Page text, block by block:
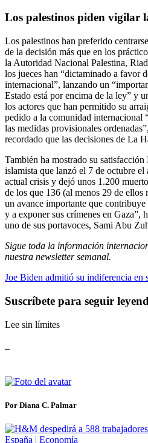
Los palestinos piden vigilar
Los palestinos han preferido
de la decisión más que en los
la Autoridad Nacional Palestina,
los jueces han “dictaminado a favor
internacional”, lanzando un
Estado está por encima de la ley” y
los actores que han permitido su
pedido a la comunidad internacional
las medidas provisionales
recordado que las decisiones de La
También ha mostrado su
islamista que lanzó el 7 de octubre el
actual crisis y dejó unos 1.200
de los que 136 (al menos 29 de ellos
un avance importante que
y a exponer sus crímenes en Gaza”,
uno de sus portavoces, Sami Abu
Sigue toda la información
nuestra newsletter semanal.
Joe Biden admitió su indiferencia en
Suscríbete para seguir
Lee sin límites
Por Diana C. Palmar